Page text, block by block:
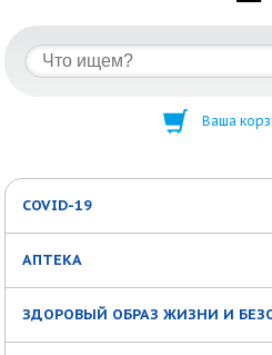
Ваша
COVID-19
АПТЕКА
ЗДОРОВЫЙ ОБРАЗ ЖИЗНИ И